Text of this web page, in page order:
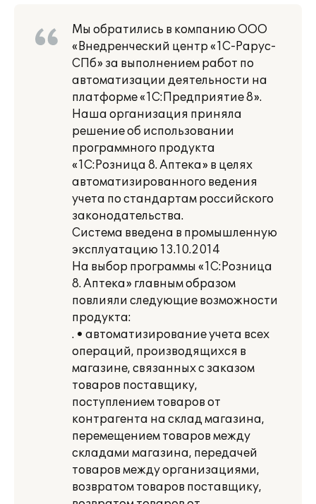
Мы обратились в компанию ООО
«Внедренческий центр «1С-Рарус-
СПб» за выполнением работ по
автоматизации деятельности на
платформе «1С:Предприятие 8».
Наша организация приняла
решение об использовании
программного продукта
«1С:Розница 8. Аптека» в целях
автоматизированного ведения
учета по стандартам российского
законодательства.
Система введена в промышленную
эксплуатацию 13.10.2014
На выбор программы «1С:Розница
8. Аптека» главным образом
повлияли следующие возможности
продукта:
. • автоматизирование учета всех
операций, производящихся в
магазине, связанных с заказом
товаров поставщику,
поступлением товаров от
контрагента на склад магазина,
перемещением товаров между
складами магазина, передачей
товаров между организациями,
возвратом товаров поставщику,